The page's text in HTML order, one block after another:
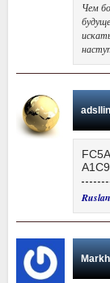
Чем